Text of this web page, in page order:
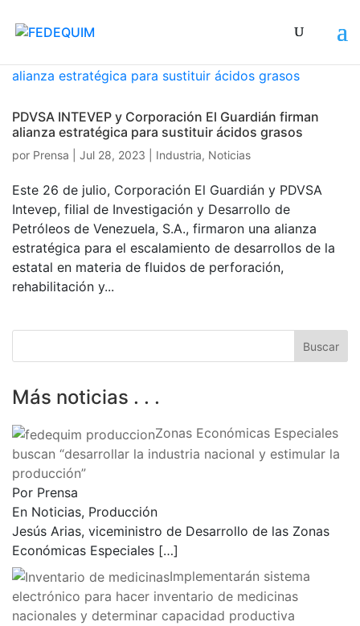
PDVSA INTEVEP y Corporación El Guardián firman
alianza estratégica para sustituir ácidos grasos
por Prensa Jul 28, 2023 Industria, Noticias
Este 26 de julio, Corporación El Guardián y PDVSA
Intevep, filial de Investigación y Desarrollo de
Petróleos de Venezuela, S.A., firmaron una alianza
estratégica para el escalamiento de desarrollos de la
estatal en materia de fluidos de perforación,
rehabilitación y...
Más noticias . . .
Zonas Económicas Especiales
buscan “desarrollar la industria nacional y estimular la
producción”
Por Prensa
En Noticias, Producción
Jesús Arias, viceministro de Desarrollo de las Zonas
Económicas Especiales […]
Implementarán sistema
electrónico para hacer inventario de medicinas
nacionales y determinar capacidad productiva